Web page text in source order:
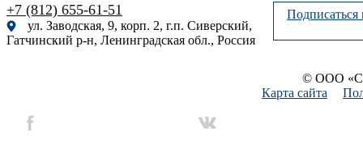
+7 (812) 655-61-51
ул. Заводская, 9, корп. 2, г.п. Сиверский,
Гатчинский р-н, Ленинградская обл., Россия
Подписаться
© ООО
Карта сайта